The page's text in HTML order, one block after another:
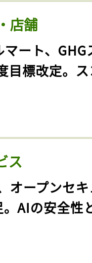
店舗
マート、GHG
目標改定。
ス
オープンセ
AIの安全性